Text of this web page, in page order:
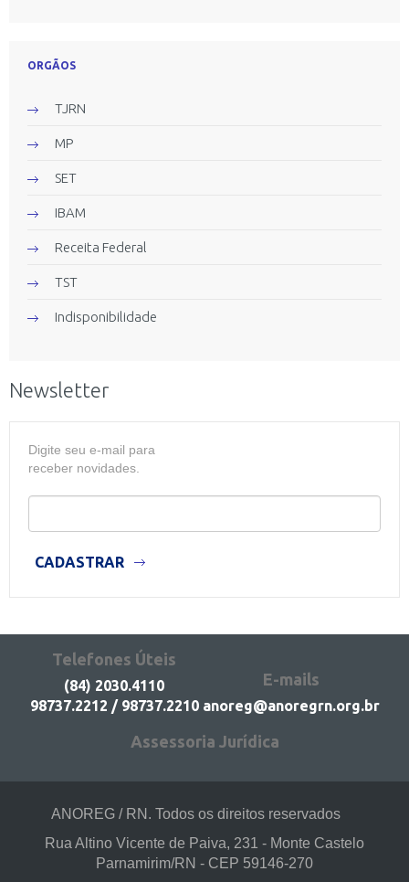
ORGÃOS
TJRN
MP
SET
IBAM
Receita Federal
TST
Indisponibilidade
Newsletter
Digite seu e-mail para
receber novidades.
Telefones Úteis
(84) 2030.4110
98737.2212 / 98737.2210
E-mails
anoreg@anoregrn.org.br
Assessoria Jurídica
ANOREG / RN. Todos os direitos reservados
Rua Altino Vicente de Paiva, 231 - Monte Castelo
Parnamirim/RN - CEP 59146-270